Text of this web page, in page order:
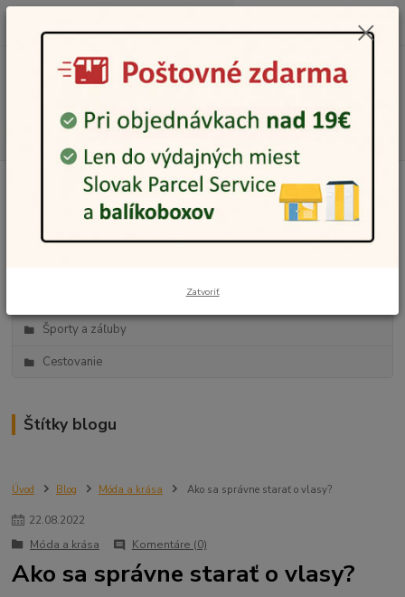
Menu
Hľadať
12:00-14:00
za0,00 €
Kategórie blogu
Športy a záľuby
Cestovanie
Štítky blogu
Úvod Blog Móda a krása Ako sa správne starať o vlasy?
22.08.2022
Móda a krása
Komentáre (0)
Ako sa správne starať o vlasy?
Zatvoriť